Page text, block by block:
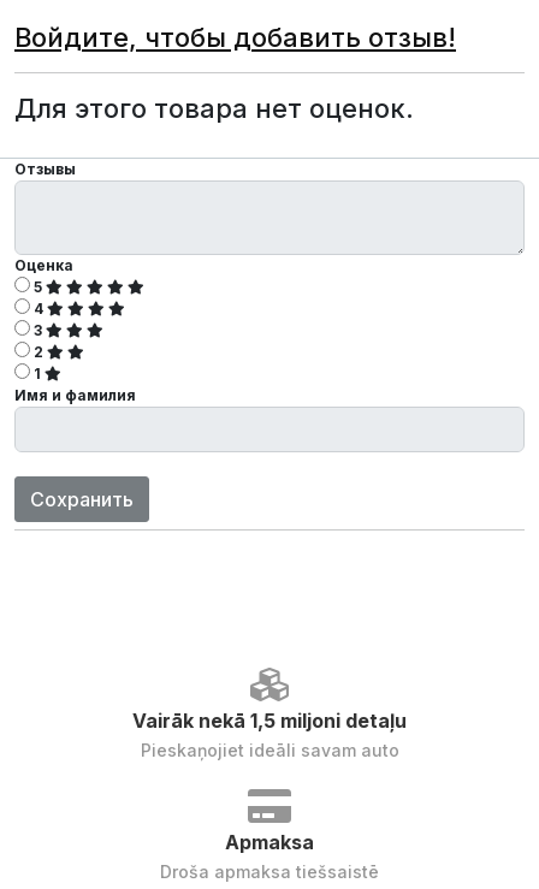
Войдите, чтобы добавить отзыв!
Для этого товара нет оценок.
Отзывы
Оценка
5
4
3
2
1
Имя и фамилия
Сохранить
Vairāk nekā 1,5 miljoni detaļu
Pieskaņojiet ideāli savam auto
Apmaksa
Droša apmaksa tiešsaistē